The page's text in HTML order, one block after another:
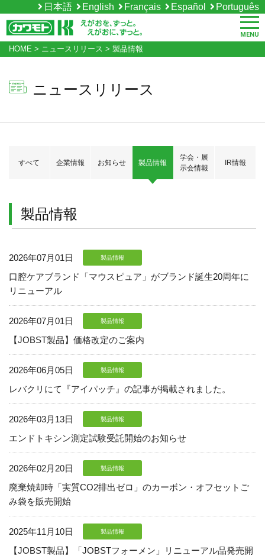
日本語 English Français Español Português
MENU
HOME > ニュースリリース > 製品情報
ニュースリリース
すべて 企業情報 お知らせ 製品情報
学会・展
示会情報
IR情報
製品情報
2026年07月01日 製品情報
口腔ケアブランド「マウスピュア」がブランド誕生20周年に
リニューアル
2026年07月01日 製品情報
【JOBST製品】価格改定のご案内
2026年06月05日 製品情報
レバクリにて『アイパッチ』の記事が掲載されました。
2026年03月13日 製品情報
エンドトキシン測定試験受託開始のお知らせ
2026年02月20日 製品情報
廃棄焼却時「実質CO2排出ゼロ」のカーボン・オフセットご
み袋を販売開始
2025年11月10日 製品情報
【JOBST製品】「JOBSTフォーメン」リニューアル品発売開
06-6943-8956
受付時間：受付 : 10時〜16時 月〜金
※新型コロナウイルス感染症対策として、
現在、受付時間を一部短縮しております。